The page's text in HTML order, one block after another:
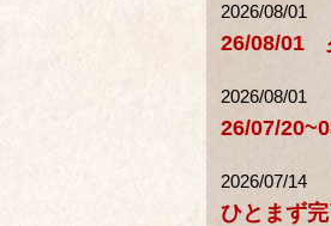
2026/08/01
26/08/01
2026/08/01
26/07/
2026/07/14
ひとまず完